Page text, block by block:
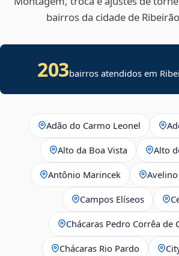
bairros da cidade de Ribeirão
203bairros atendidos em
Adão do Carmo Leonel
Alto da Boa Vista Alto
Antônio Marincek
Campos Elíseos
Chácaras Pedro Corrêa de
Chácaras Rio Pardo